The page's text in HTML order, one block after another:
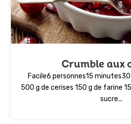
Crumble aux
Facile6 personnes15
500 g de cerises 150 g de farine
sucre...